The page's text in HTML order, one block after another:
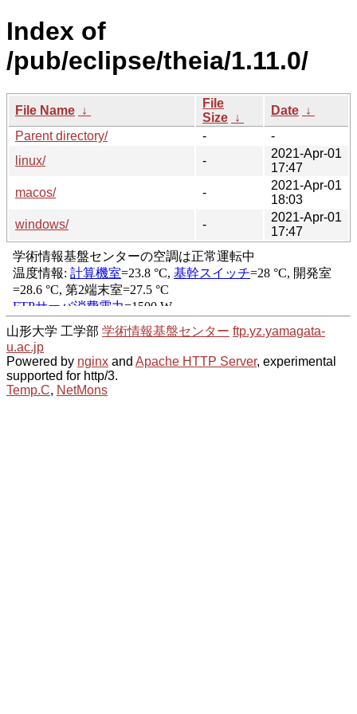
Index of
/pub/eclipse/theia/1.11.0/
File Name ↓
File
Size ↓
Date ↓
Parent directory/
-
-
linux/
-
2021-Apr-01
17:47
macos/
-
2021-Apr-01
18:03
windows/
-
2021-Apr-01
17:47
山形大学 工学部 学術情報基盤センター ftp.yz.yamagata-
u.ac.jp
Powered by nginx and Apache HTTP Server, experimental
supported for http/3.
Temp.C, NetMons